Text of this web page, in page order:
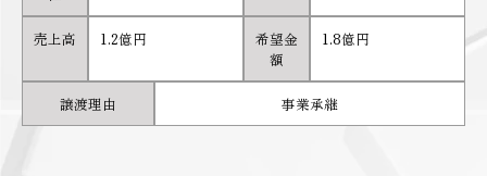
売上高 1.2億円
希望金
額
1.8億円
譲渡理由 事業承継